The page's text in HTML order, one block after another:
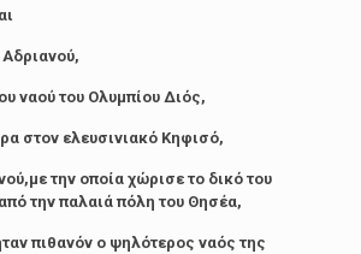
ναού του Ολυμπίου Διός,
στον ελευσινιακό Κηφισό,
την οποία χώρισε το δικό του
την παλαιά πόλη του Θησέα,
πιθανόν ο ψηλότερος ναός της